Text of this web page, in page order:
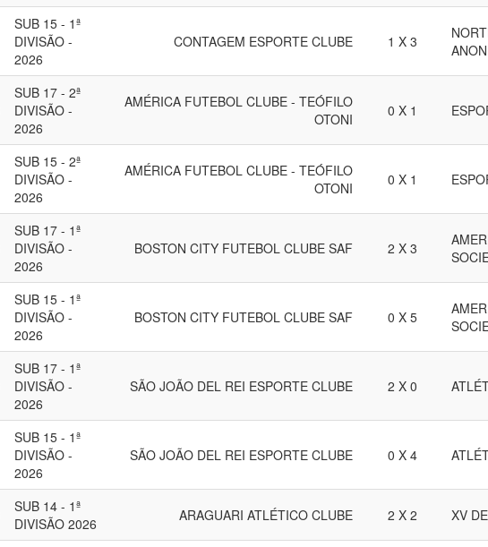
SUB 15 - 1ª
DIVISÃO -
2026
CONTAGEM ESPORTE CLUBE 1 X 3
SUB 17 - 2ª
DIVISÃO -
2026
AMÉRICA FUTEBOL CLUBE - TEÓFILO
OTONI
0 X 1
SUB 15 - 2ª
DIVISÃO -
2026
AMÉRICA FUTEBOL CLUBE - TEÓFILO
OTONI
0 X 1
SUB 17 - 1ª
DIVISÃO -
2026
BOSTON CITY FUTEBOL CLUBE SAF 2 X 3
SUB 15 - 1ª
DIVISÃO -
2026
BOSTON CITY FUTEBOL CLUBE SAF 0 X 5
SUB 17 - 1ª
DIVISÃO -
2026
SÃO JOÃO DEL REI ESPORTE CLUBE 2 X 0
SUB 15 - 1ª
DIVISÃO -
2026
SÃO JOÃO DEL REI ESPORTE CLUBE 0 X 4
SUB 14 - 1ª
DIVISÃO 2026
ARAGUARI ATLÉTICO CLUBE 2 X 2 XV